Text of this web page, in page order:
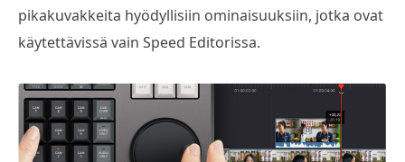
pikakuvakkeita hyödyllisiin ominaisuuksiin, jotka ovat
käytettävissä vain Speed Editorissa.